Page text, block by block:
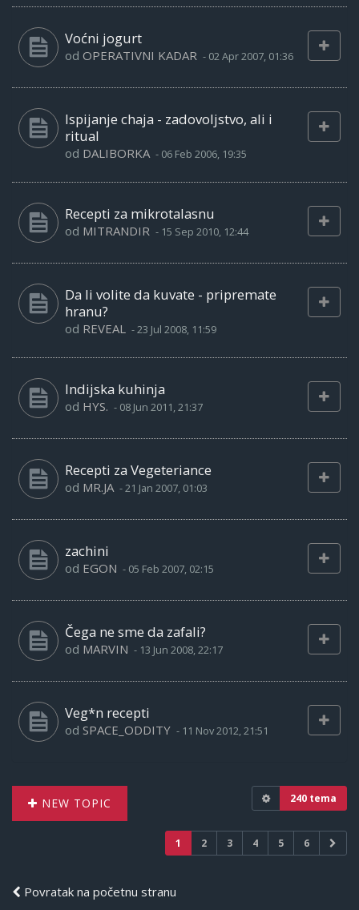
Voćni jogurt
od OPERATIVNI KADAR - 02 Apr 2007, 01:36
Ispijanje chaja - zadovoljstvo, ali i
ritual
od DALIBORKA - 06 Feb 2006, 19:35
Recepti za mikrotalasnu
od MITRANDIR - 15 Sep 2010, 12:44
Da li volite da kuvate - pripremate
hranu?
od REVEAL -23 Jul 2008, 11:59
Indijska kuhinja
od HYS. - 08 Jun 2011, 21:37
Recepti za Vegeteriance
od MR.JA -21 Jan 2007, 01:03
zachini
od EGON - 05 Feb 2007, 02:15
Čega ne sme da zafali?
od MARVIN - 13 Jun 2008, 22:17
Veg*n recepti
od SPACE_ODDITY - 11 Nov 2012, 21:51
NEW TOPIC 240 tema
1 2 3 4 5 6
Povratak na početnu stranu